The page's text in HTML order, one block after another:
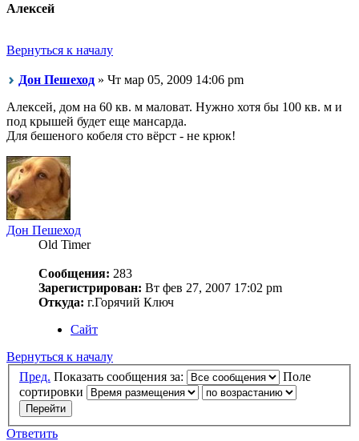
Алексей
Вернуться к началу
Дон Пешеход » Чт мар 05, 2009 14:06 pm
Алексей, дом на 60 кв. м маловат. Нужно хотя бы 100 кв. м и
под крышей будет еще мансарда.
Для бешеного кобеля сто вёрст - не крюк!
Дон Пешеход
Old Timer
Сообщения: 283
Зарегистрирован: Вт фев 27, 2007 17:02 pm
Откуда: г.Горячий Ключ
Сайт
Вернуться к началу
Пред. Показать сообщения за:
Поле
сортировки
Ответить